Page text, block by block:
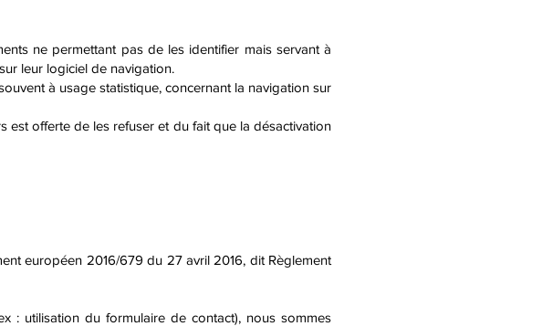
ne permettant pas de les identifier mais servant à
leur logiciel de navigation.
à usage statistique, concernant la navigation sur
est offerte de les refuser et du fait que la désactivation
européen 2016/679 du 27 avril 2016, dit Règlement
: utilisation du formulaire de contact), nous sommes